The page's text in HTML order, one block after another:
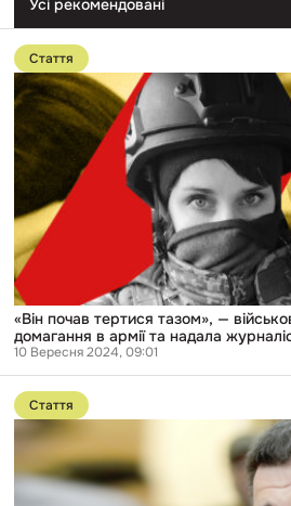
Усі рекомендовані
Перейти
до
публікації
«Він
почав
тертися
тазом»,
військова
заявила
про
домагання
армії
та
надала
журналістам
відеодокази
Стаття
«Він почав тертися тазом», —
домагання в армії та надала
10 Вересня 2024, 09:01
Перейти
до
публікації
Елітні
квартири,
незадекларовані
авто,
Стаття